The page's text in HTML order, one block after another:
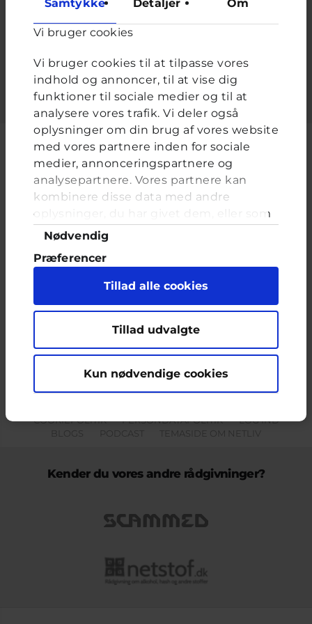
Samtykke Detaljer Om
Vi bruger cookies
Vi bruger cookies til at tilpasse vores
indhold og annoncer, til at vise dig
funktioner til sociale medier og til at
analysere vores trafik. Vi deler også
oplysninger om din brug af vores website
med vores partnere inden for sociale
medier, annonceringspartnere og
analysepartnere. Vores partnere kan
kombinere disse data med andre
oplysninger, du har givet dem, eller som
de har indsamlet fra din brug af deres
tjenester. Du samtykker til vores cookies,
hvis du fortsætter med at anvende vores
hjemmeside.
Samtykkevalg
Nødvendig
Præferencer
Marketing
Tillad alle cookies
Tillad udvalgte
Kun nødvendige cookies
Adgangskode*
Cyberhus er et klubhus på nettet for dig op til 25 år. Du kan skrive til
en voksen og få rådgivning i vores brevkasser og chat, dele dine
tanker i ung-til-ung eller bare hænge ud, og læse med. I Cyberhus
kan du være dig selv, og har du brug for en voksen, vil vi gerne lytte
ikke nødvendigvis den Europæiske Unions holdninger.
COOKIEPOLITIK
PERSONDATAPOLITIK
LOG IND
BLOGS
PODCAST TEMASIDE OM NETLIV
Kender du vores andre rådgivninger?